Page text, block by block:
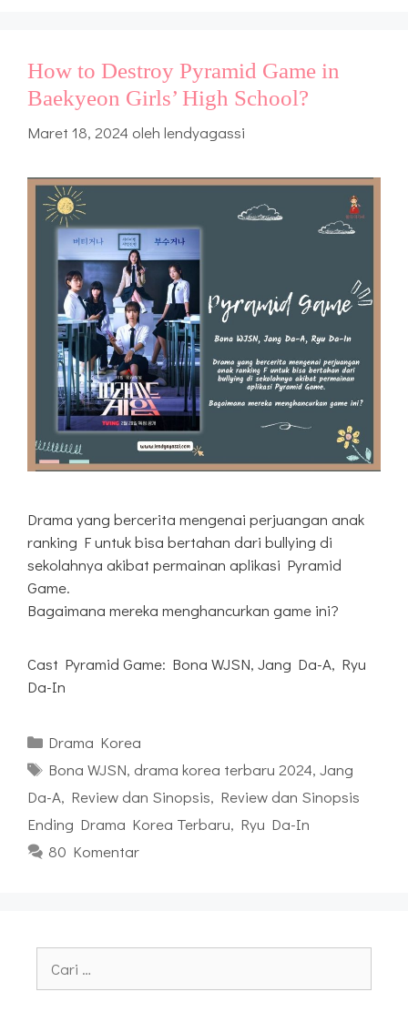
How to Destroy Pyramid Game in
Baekyeon Girls’ High School?
Maret 18, 2024 oleh lendyagassi
Drama yang bercerita mengenai perjuangan anak
ranking F untuk bisa bertahan dari bullying di
sekolahnya akibat permainan aplikasi Pyramid
Game.
Bagaimana mereka menghancurkan game ini?
Cast Pyramid Game: Bona WJSN, Jang Da-A, Ryu
Da-In
Kategori
Drama Korea
Tag
Bona WJSN, drama korea terbaru 2024,Jang
Da-A, Review dan Sinopsis, Review dan Sinopsis
Ending Drama Korea Terbaru, Ryu Da-In
80 Komentar
untuk: